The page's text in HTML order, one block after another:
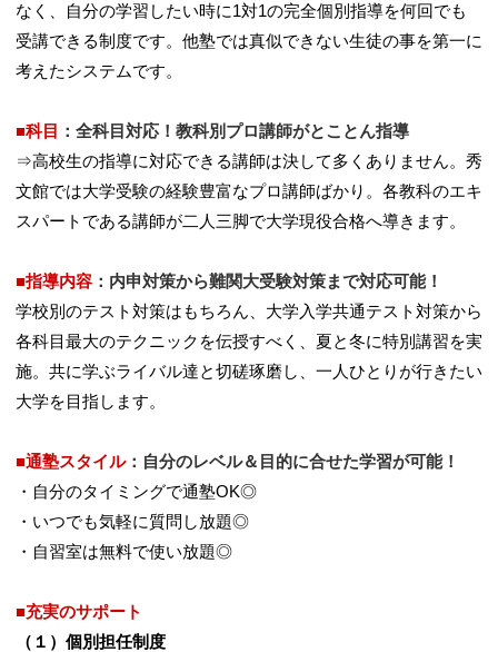
なく、自分の学習したい時に1対1の完全個別指導を何回でも
受講できる制度です。他塾では真似できない生徒の事を第一に
考えたシステムです。
■科目 ： 全科目対応！教科別プロ講師がとことん指導
⇒高校生の指導に対応できる講師は決して多くありません。秀
文館では大学受験の経験豊富なプロ講師ばかり。各教科のエキ
スパートである講師が二人三脚で大学現役合格へ導きます。
■指導内容 ： 内申対策から難関大受験対策まで対応可能！
学校別のテスト対策はもちろん、大学入学共通テスト対策から
各科目最大のテクニックを伝授すべく、夏と冬に特別講習を実
施。共に学ぶライバル達と切磋琢磨し、一人ひとりが行きたい
大学を目指します。
■通塾スタイル： 自分のレベル＆目的に合せた学習が可能！
・自分のタイミングで通塾OK◎
・いつでも気軽に質問し放題◎
・自習室は無料で使い放題◎
■充実のサポート
（１）個別担任制度